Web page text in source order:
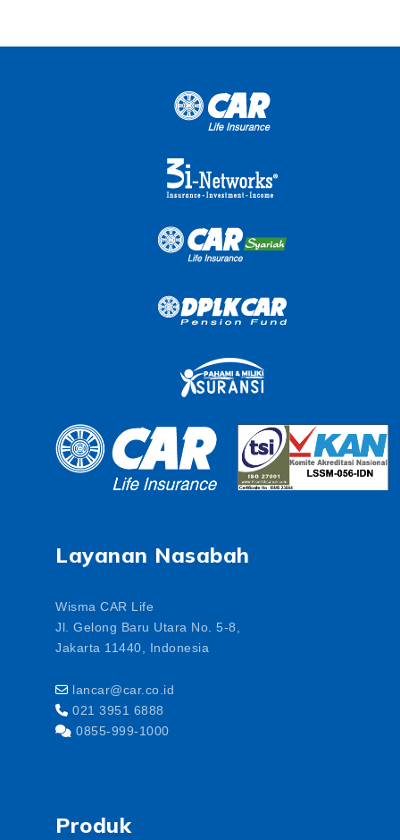
Layanan Nasabah
Wisma CAR Life
Jl. Gelong Baru Utara No. 5-8,
Jakarta 11440, Indonesia
lancar@car.co.id
021 3951 6888
0855-999-1000
Produk